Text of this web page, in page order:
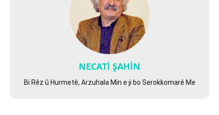
NECATİ ŞAHİN
Bi Rêz û Hurmetê, Arzuhala Min e ji bo Serokkomarê Me